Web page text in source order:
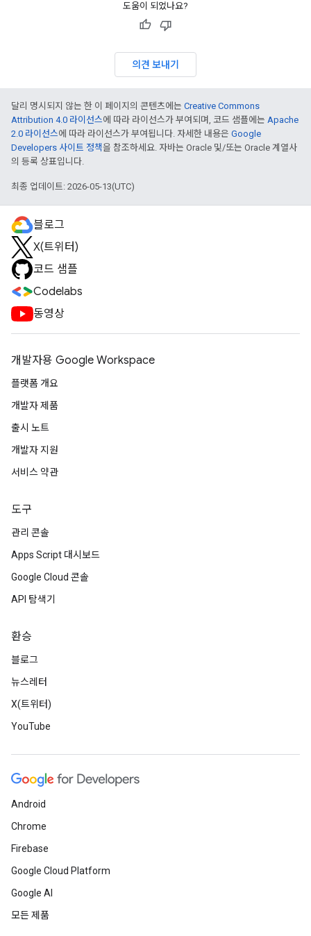
도움이 되었나요?
의견 보내기
달리 명시되지 않는 한 이 페이지의 콘텐츠에는 Creative Commons
Attribution 4.0 라이선스에 따라 라이선스가 부여되며, 코드 샘플에는 Apache
2.0 라이선스에 따라 라이선스가 부여됩니다. 자세한 내용은 Google
Developers 사이트 정책을 참조하세요. 자바는 Oracle 및/또는 Oracle 계열사
의 등록 상표입니다.
최종 업데이트: 2026-05-13(UTC)
블로그
X(트위터)
코드 샘플
Codelabs
동영상
개발자용 Google Workspace
플랫폼 개요
개발자 제품
출시 노트
개발자 지원
서비스 약관
도구
관리 콘솔
Apps Script 대시보드
Google Cloud 콘솔
API 탐색기
환승
블로그
뉴스레터
X(트위터)
YouTube
Android
Chrome
Firebase
Google Cloud Platform
Google AI
모든 제품